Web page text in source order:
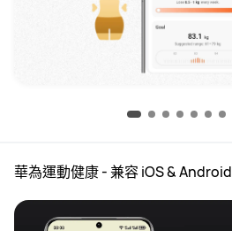
華為運動健康 - 兼容 iOS & Android